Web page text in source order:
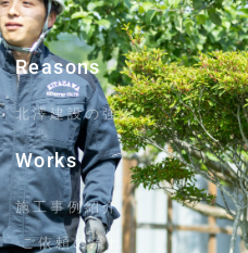
Reasons
北澤建設の強み
Works
施工事例紹介
ご依頼の流れ